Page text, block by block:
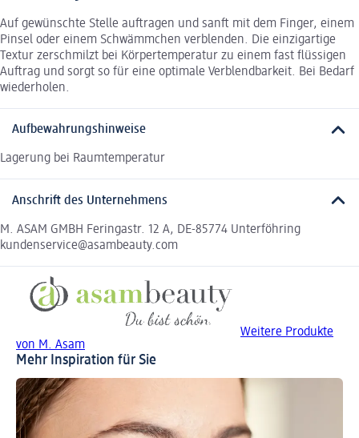
Auf gewünschte Stelle auftragen und sanft mit dem Finger, einem
Pinsel oder einem Schwämmchen verblenden. Die einzigartige
Textur zerschmilzt bei Körpertemperatur zu einem fast flüssigen
Auftrag und sorgt so für eine optimale Verblendbarkeit. Bei Bedarf
wiederholen.
Aufbewahrungshinweise
Lagerung bei Raumtemperatur
Anschrift des Unternehmens
M. ASAM GMBH Feringastr. 12 A, DE-85774 Unterföhring
kundenservice@asambeauty.com
Weitere Produkte
von M. Asam
Mehr Inspiration für Sie